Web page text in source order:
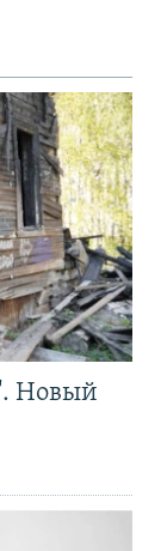
Новый